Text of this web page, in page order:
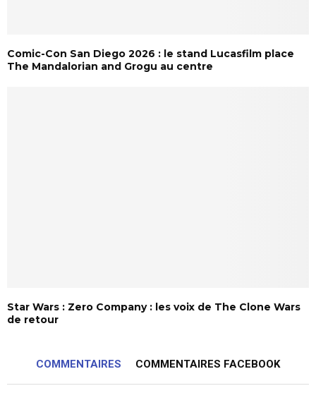
Comic-Con San Diego 2026 : le stand Lucasfilm place
The Mandalorian and Grogu au centre
Star Wars : Zero Company : les voix de The Clone Wars
de retour
COMMENTAIRES COMMENTAIRES FACEBOOK